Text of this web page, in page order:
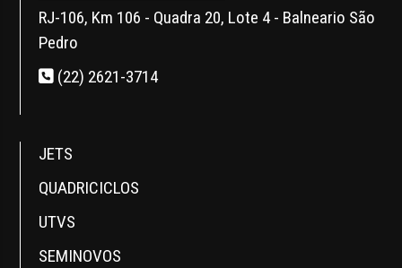
RJ-106, Km 106 - Quadra 20, Lote 4 - Balneario São
Pedro
(22) 2621-3714
JETS
QUADRICICLOS
UTVS
SEMINOVOS